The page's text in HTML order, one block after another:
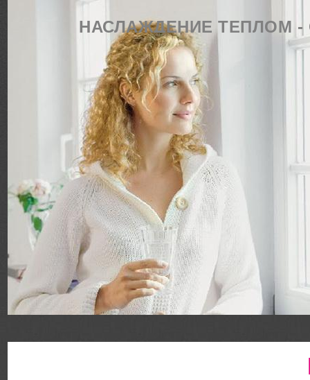
НАСЛАЖДЕНИЕ ТЕПЛОМ -